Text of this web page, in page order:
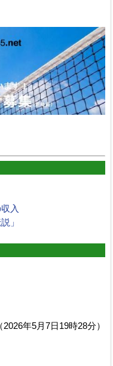
入
」
（2026年5月7日19時28分）